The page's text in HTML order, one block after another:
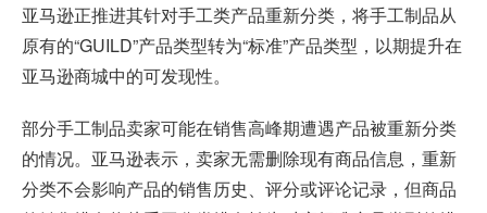
亚马逊正推进其针对手工类产品重新分类，将手工制品从
原有的“GUILD”产品类型转为“标准”产品类型，以期提升在
亚马逊商城中的可发现性。
部分手工制品卖家可能在销售高峰期遭遇产品被重新分类
的情况。亚马逊表示，卖家无需删除现有商品信息，重新
分类不会影响产品的销售历史、评分或评论记录，但商品